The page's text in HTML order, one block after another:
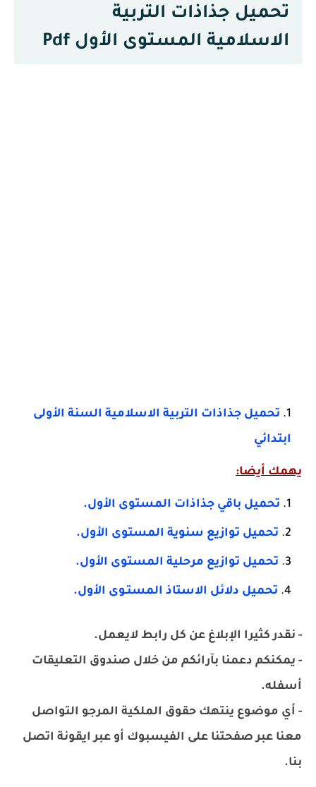
تحميل جذاذات التربية
الاسلامية المستوى الأول Pdf
تحميل جذاذات التربية الاسلامية السنة الأولى
ابتدائي
يهمك أيضا:
تحميل باقي جذاذات المستوى الأول.
تحميل توازيع سنوية المستوى الأول.
تحميل توازيع مرحلية المستوى الأول.
تحميل دلائل الاستاذ المستـوى الأول.
- نقدر كثيرا الإبلاغ عن كل رابط لايعمل.
- يمكنكم دعمنا بآرائكم من خلال صندوق التعليقات
أسفله.
- أي موضوع ينتهك حقوق الملكية المرجو التواصل
معنا عبر صفحتنا على الفيسبوك أو عبر ايقونة اتصل
بنا.